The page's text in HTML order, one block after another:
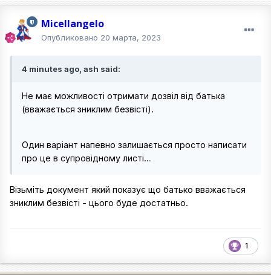
Micellangelo
Опубликовано 20 марта, 2023
4 minutes ago, ash said:
Не має можливості отримати дозвіл від батька
(вважається зниклим безвісті).
Один варіант напевно залишається просто написати
про це в супровідному листі…
Візьміть документ який показує що батько вважається
зниклим безвісті - цього буде достатньо.
1